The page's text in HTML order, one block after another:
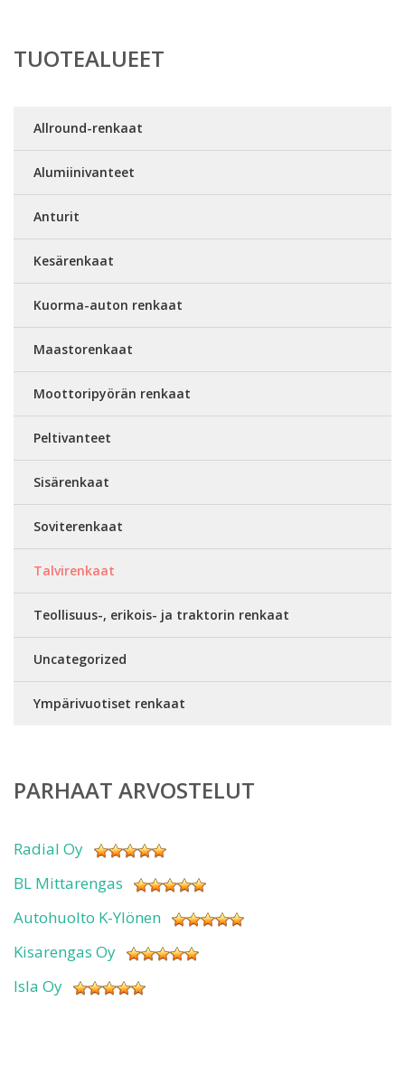
TUOTEALUEET
Allround-renkaat
Alumiinivanteet
Anturit
Kesärenkaat
Kuorma-auton renkaat
Maastorenkaat
Moottoripyörän renkaat
Peltivanteet
Sisärenkaat
Soviterenkaat
Talvirenkaat
Teollisuus-, erikois- ja traktorin renkaat
Uncategorized
Ympärivuotiset renkaat
PARHAAT ARVOSTELUT
Radial Oy
BL Mittarengas
Autohuolto K-Ylönen
Kisarengas Oy
Isla Oy